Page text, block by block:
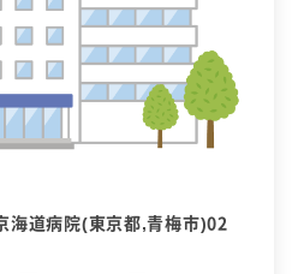
海道病院(東京都,青梅市)02